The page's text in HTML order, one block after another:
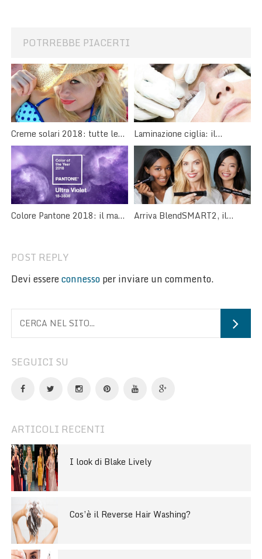
POTRREBBE PIACERTI
Creme solari 2018: tutte le
novità per un’abbronzatura
perfetta
Laminazione ciglia: il
trattamento curativo per le
ciglia
Colore Pantone 2018: il make
Arriva BlendSMART2, il
POST REPLY
Devi essereconnessoper inviare un commento.
SEGUICI SU
ARTICOLI RECENTI
I look di Blake Lively
Cos’è il Reverse Hair Washing?